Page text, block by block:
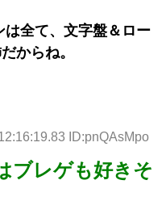
全て、文字盤＆ロー
からね。
ID:pnQAsMpo
ブレゲも好きそ